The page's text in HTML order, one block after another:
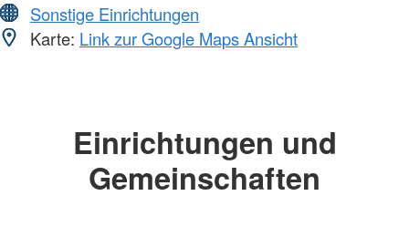
Sonstige Einrichtungen
Karte: Link zur Google Maps Ansicht
Einrichtungen und
Gemeinschaften